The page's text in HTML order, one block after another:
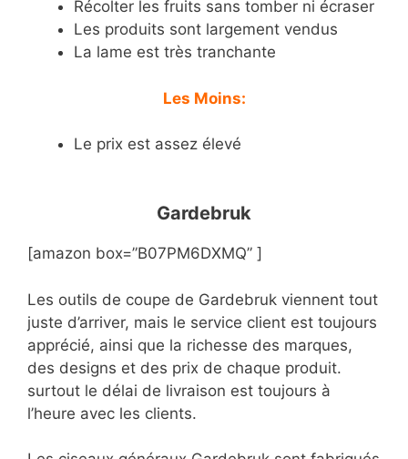
Récolter les fruits sans tomber ni écraser
Les produits sont largement vendus
La lame est très tranchante
Les Moins:
Le prix est assez élevé
Gardebruk
[amazon box=”B07PM6DXMQ” ]
Les outils de coupe de Gardebruk viennent tout
juste d’arriver, mais le service client est toujours
apprécié, ainsi que la richesse des marques,
des designs et des prix de chaque produit.
surtout le délai de livraison est toujours à
l’heure avec les clients.